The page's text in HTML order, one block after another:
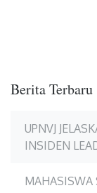
Berita Terbaru
UPNVJ
INSIDEN
MAHASISWA